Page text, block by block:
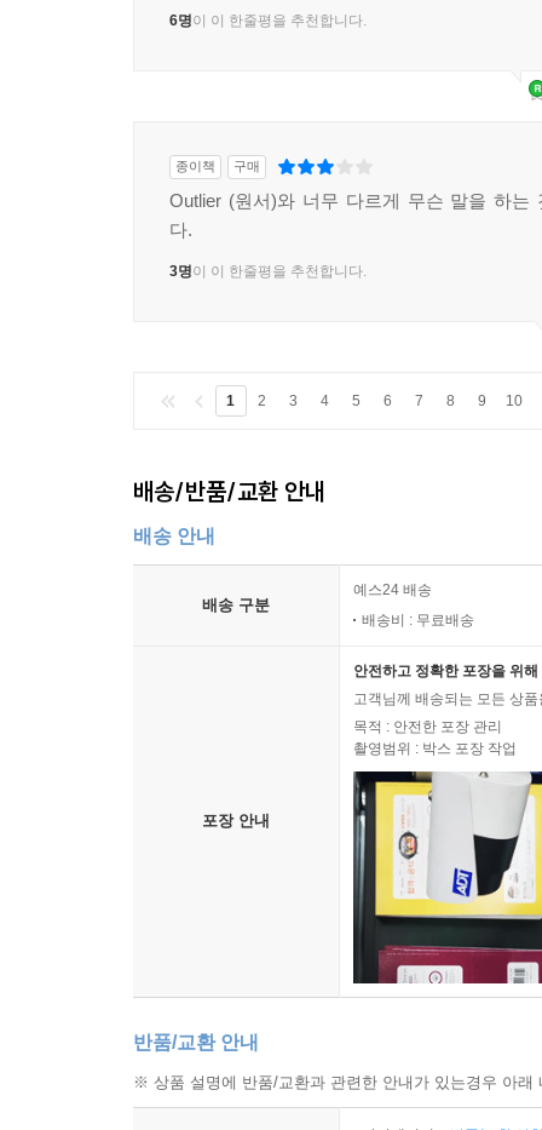
6명이 이 한줄평을 추천합니다.
종이책 구매
Outlier (원서)와 너무 다르게 무슨 말을 하는
다.
3명이 이 한줄평을 추천합니다.
1 2 3 4 5 6 7 8 9 10
배송/반품/교환 안내
배송 안내
배송 구분
예스24 배송
배송비 : 무료배송
포장 안내
안전하고 정확한 포장을 위
고객님께 배송되는 모든 상
목적 : 안전한 포장 관리
촬영범위 : 박스 포장 작업
반품/교환 안내
※ 상품 설명에 반품/교환과 관련한 안내가 있는경우 아